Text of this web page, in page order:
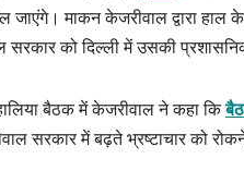
जाएंगे। माकन केजरीवाल द्वारा
सरकार को दिल्ली में उसकी
हालिया बैठक में केजरीवाल ने कहा कि
सरकार में बढ़ते भ्रष्टाचार को